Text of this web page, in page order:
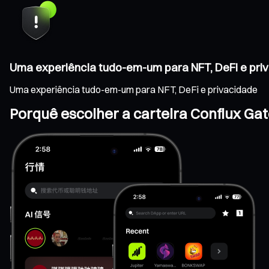
Uma experiência tudo-em-um para NFT, DeFi e
Uma experiência tudo-em-um para NFT, DeFi e privacidade
Porquê escolher a carteira Conflux